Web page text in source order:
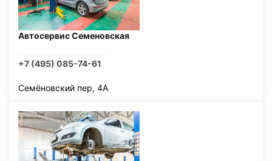
Автосервис Семеновская
+7 (495) 085-74-61
Семёновский пер, 4А